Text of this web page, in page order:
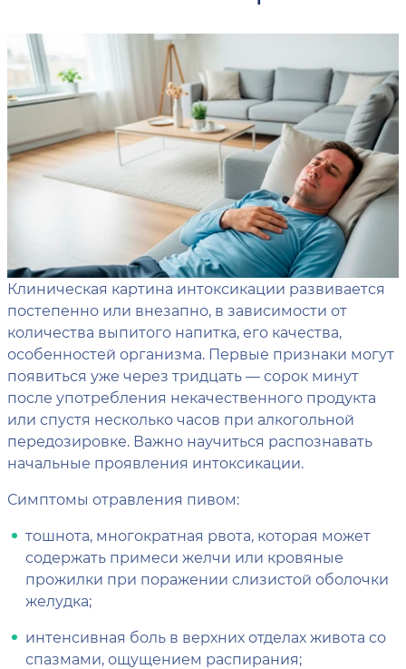
Клиническая картина интоксикации развивается
постепенно или внезапно, в зависимости от
количества выпитого напитка, его качества,
особенностей организма. Первые признаки могут
появиться уже через тридцать — сорок минут
после употребления некачественного продукта
или спустя несколько часов при алкогольной
передозировке. Важно научиться распознавать
начальные проявления интоксикации.
Симптомы отравления пивом:
тошнота, многократная рвота, которая может
содержать примеси желчи или кровяные
прожилки при поражении слизистой оболочки
желудка;
интенсивная боль в верхних отделах живота со
спазмами, ощущением распирания;